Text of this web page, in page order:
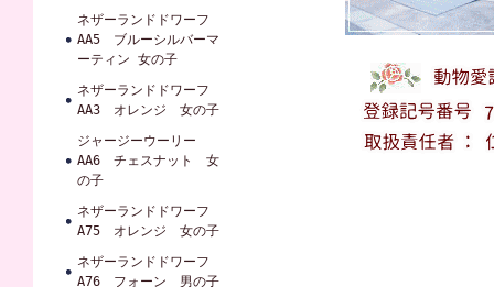
ネザーランドドワーフ
AA5 ブルーシルバーマ
ーティン 女の子
ネザーランドドワーフ
AA3 オレンジ 女の子
ジャージーウーリー
AA6 チェスナット 女
の子
ネザーランドドワーフ
A75 オレンジ 女の子
ネザーランドドワーフ
A76 フォーン 男の子